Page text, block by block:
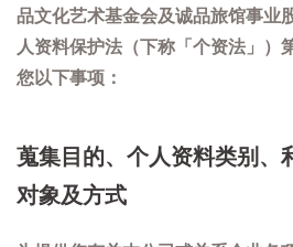
品文化艺术基金会及诚品旅馆事业
人资料保护法（下称「个资法」）
您以下事项：
蒐集目的、个人资料类别、
对象及方式